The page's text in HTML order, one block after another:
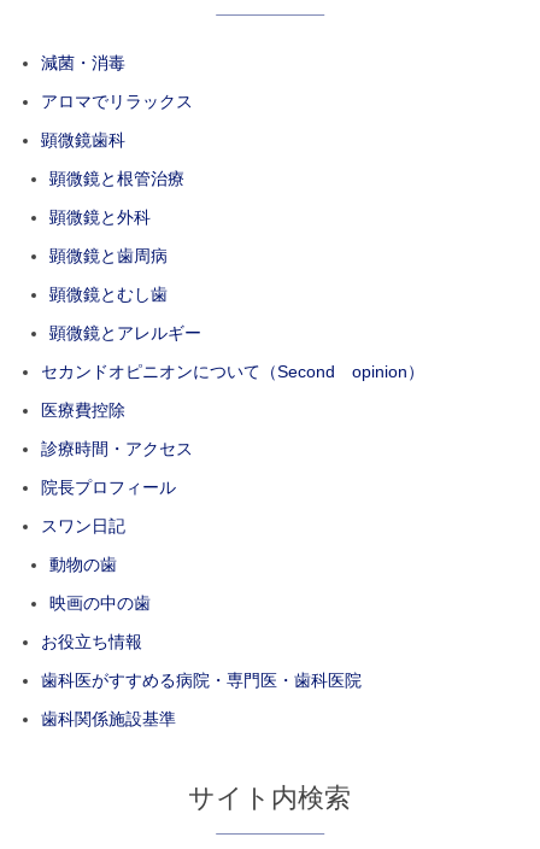
減菌・消毒
アロマでリラックス
顕微鏡歯科
顕微鏡と根管治療
顕微鏡と外科
顕微鏡と歯周病
顕微鏡とむし歯
顕微鏡とアレルギー
セカンドオピニオンについて（Second opinion）
医療費控除
診療時間・アクセス
院長プロフィール
スワン日記
動物の歯
映画の中の歯
お役立ち情報
歯科医がすすめる病院・専門医・歯科医院
歯科関係施設基準
サイト内検索